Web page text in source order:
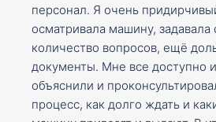
персонал. Я очень
осматривала машину, задавала
количество вопросов, ещё
документы. Мне все доступно
объяснили и
процесс, как долго ждать и